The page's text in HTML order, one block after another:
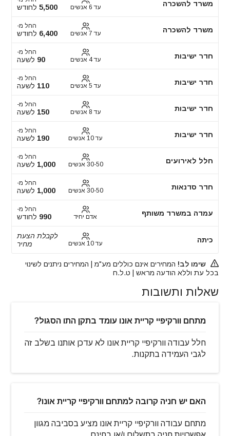
משרד להשכרה עד 6 אנשים 5,500 לחודש
משרד להשכרה עד 7 אנשים
החל מ-
6,400 לחודש
חדר ישיבות עד 4 אנשים
החל מ-
90 לשעה
חדר ישיבות עד 5 אנשים
החל מ-
110 לשעה
חדר ישיבות עד 8 אנשים
החל מ-
150 לשעה
חדר ישיבות עד 10 אנשים
החל מ-
190 לשעה
חלל לאירועים 30-50 אנשים
החל מ-
1,000 לשעה
חדר סדנאות 30-50 אנשים
החל מ-
1,000 לשעה
עמדה במשרד משותף אדם יחיד
החל מ-
990 לחודש
כיתה עד 10 אנשים
לקבלת הצעת
מחיר
שימו לב! המחירים אינם כוללים מע"מ | המחירים ניתנים לשינוי
בכל עת וללא הודעה מראש | ט.ל.ח
שאלות ותשובות
מתחם וורקיפיי קריית אונו עומד בתקן התו הסגול?
חלל עבודה וורקיפיי קריית אונו לא עדכן אותנו בשלב זה
לגבי העמידה בתקנות.
האם יש חניה קרובה למתחם וורקיפיי קריית אונו?
מתחם עבודה וורקיפיי קריית אונו מציע בסביבה מגוון